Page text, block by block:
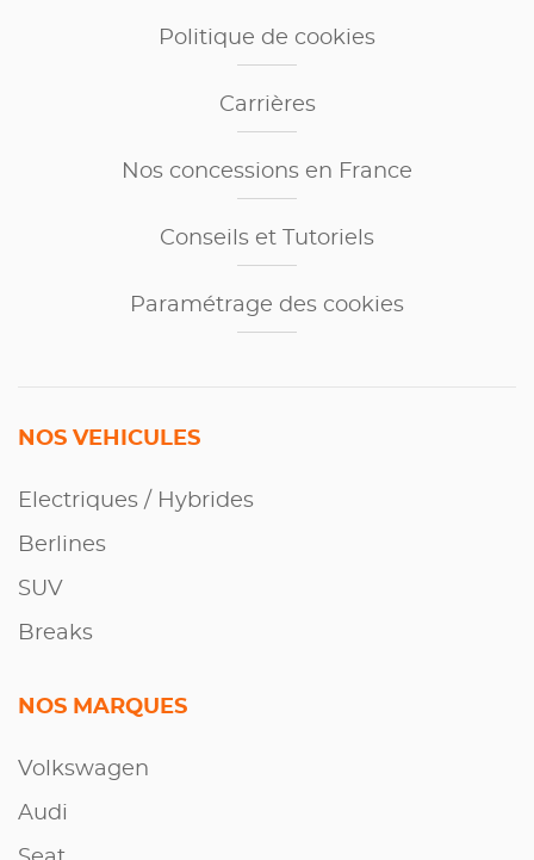
Politique de cookies
Carrières
Nos concessions en France
Conseils et Tutoriels
Paramétrage des cookies
NOS VEHICULES
Electriques / Hybrides
Berlines
SUV
Breaks
NOS MARQUES
Volkswagen
Audi